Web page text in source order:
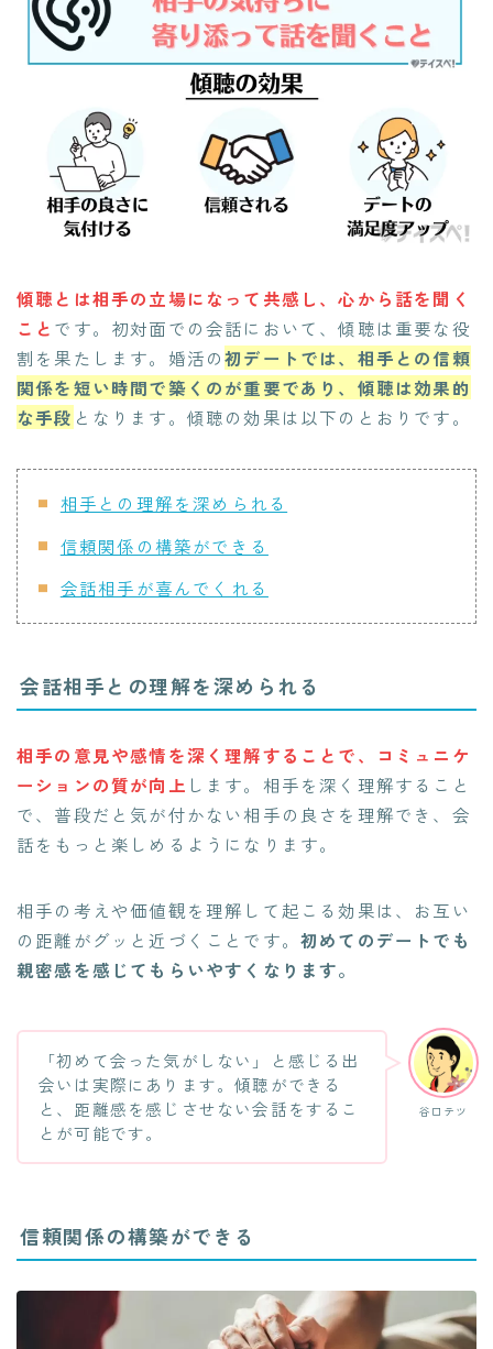
傾聴とは相手の立場になって共感し、心から話を聞く
こと です。初対面での会話において、傾聴は重要な役
割を果たします。婚活の初デートでは、相手との信頼
関係を短い時間で築くのが重要であり、傾聴は効果的
な手段 となります。傾聴の効果は以下のとおりです。
相手との理解を深められる
信頼関係の構築ができる
会話相手が喜んでくれる
会話相手との理解を深められる
相手の意見や感情を深く理解することで、コミュニケ
ーションの質が向上 します。相手を深く理解すること
で、普段だと気が付かない相手の良さを理解でき、会
話をもっと楽しめるようになります。
相手の考えや価値観を理解して起こる効果は、お互い
の距離がグッと近づくことです。 初めてのデートでも
親密感を感じてもらいやすくなります。
谷口テツ
「初めて会った気がしない」と感じる出
会いは実際にあります。傾聴ができる
と、距離感を感じさせない会話をするこ
とが可能です。
信頼関係の構築ができる